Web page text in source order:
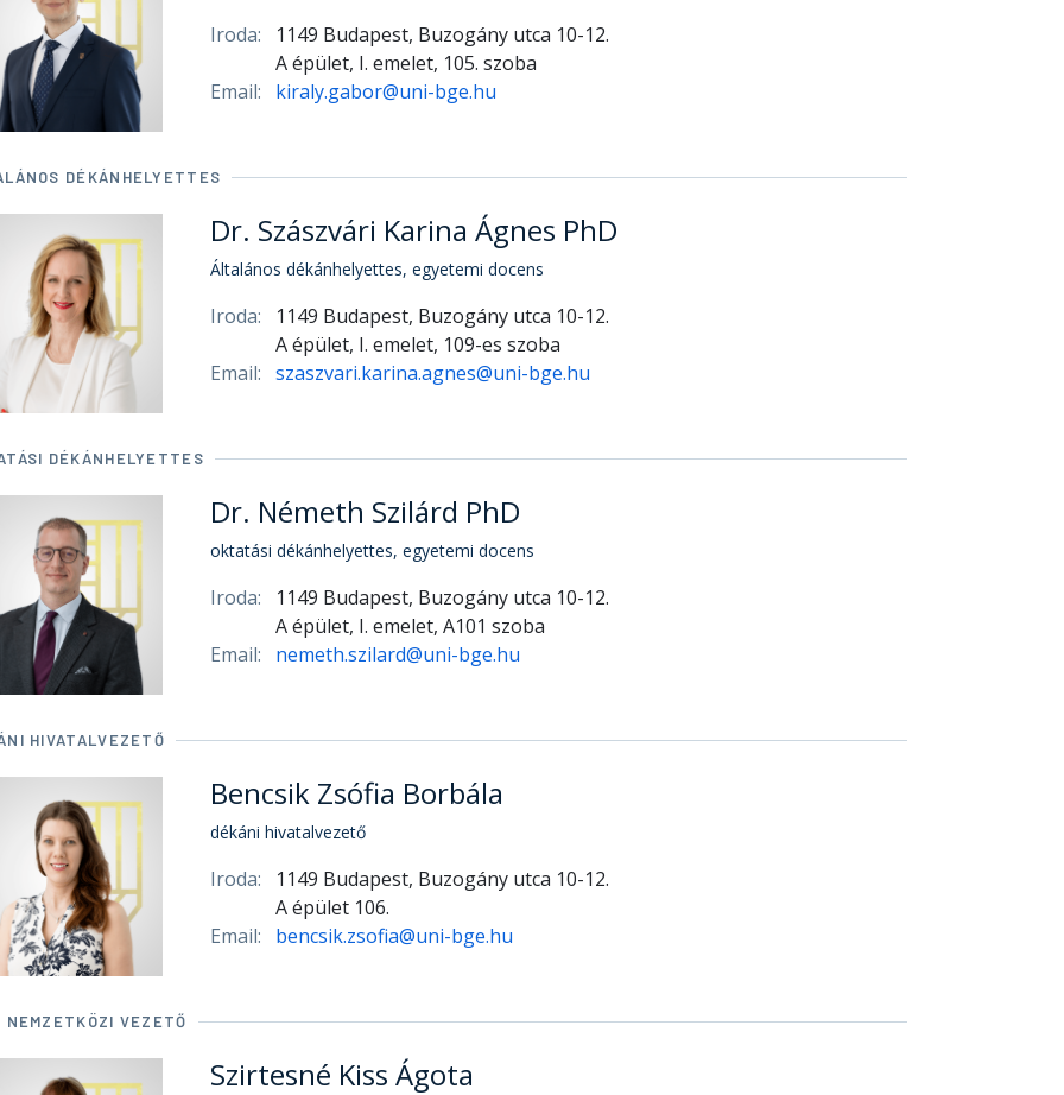
Iroda:
1149 Budapest, Buzogány utca 10-12.
A épület, I. emelet, 105. szoba
Email:
kiraly.gabor@uni-bge.hu
DÉKÁNHELYETTES
Dr. Szászvári Karina Ágnes PhD
Általános dékánhelyettes, egyetemi docens
Iroda:
1149 Budapest, Buzogány utca 10-12.
A épület, I. emelet, 109-es szoba
Email: szaszvari.karina.agnes@uni-bge.hu
DÉKÁNHELYETTES
Dr. Németh Szilárd PhD
oktatási dékánhelyettes, egyetemi docens
Iroda:
1149 Budapest, Buzogány utca 10-12.
A épület, I. emelet, A101 szoba
Email:
nemeth.szilard@uni-bge.hu
HIVATALVEZETŐ
Bencsik Zsófia Borbála
dékáni hivatalvezető
Iroda:
1149 Budapest, Buzogány utca 10-12.
A épület 106.
Email:
bencsik.zsofia@uni-bge.hu
NEMZETKÖZI VEZETŐ
Szirtesné Kiss Ágota